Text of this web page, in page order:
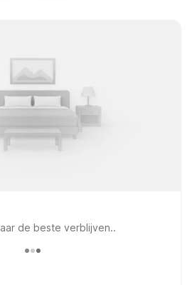
de beste verblijven..